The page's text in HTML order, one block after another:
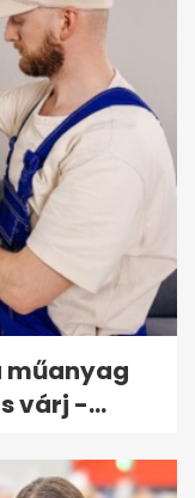
műanyag
várj -...